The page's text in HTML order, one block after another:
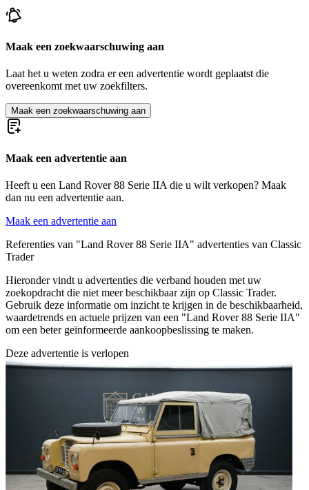
Maak een zoekwaarschuwing aan
Laat het u weten zodra er een advertentie wordt geplaatst die
overeenkomt met uw zoekfilters.
Maak een zoekwaarschuwing aan
Maak een advertentie aan
Heeft u een Land Rover 88 Serie IIA die u wilt verkopen? Maak
dan nu een advertentie aan.
Maak een advertentie aan
Referenties van "Land Rover 88 Serie IIA" advertenties van Classic
Trader
Hieronder vindt u advertenties die verband houden met uw
zoekopdracht die niet meer beschikbaar zijn op Classic Trader.
Gebruik deze informatie om inzicht te krijgen in de beschikbaarheid,
waardetrends en actuele prijzen van een "Land Rover 88 Serie IIA"
om een beter geïnformeerde aankoopbeslissing te maken.
Deze advertentie is verlopen